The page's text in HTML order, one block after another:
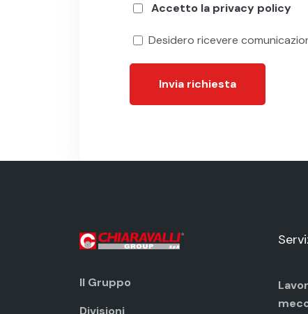
Accetto la privacy policy
Desidero ricevere
Invia richiesta
Il Gruppo
Divisioni